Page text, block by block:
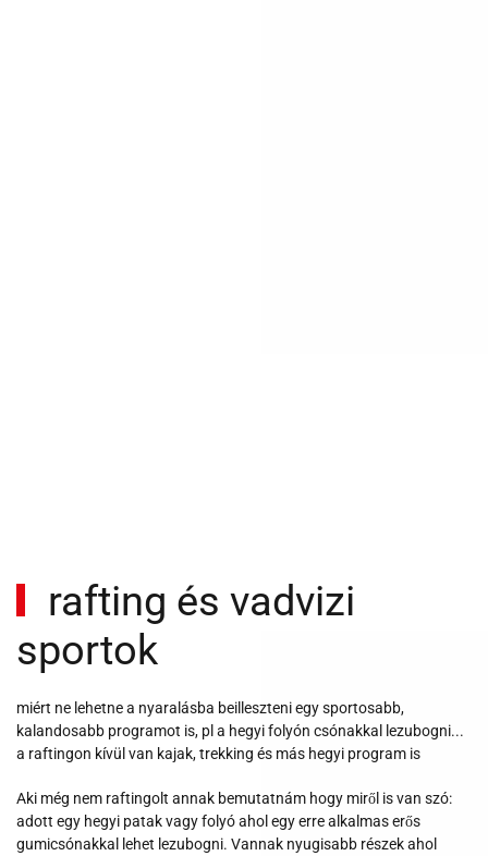
rafting és vadvizi
sportok
miért ne lehetne a nyaralásba beilleszteni egy sportosabb,
kalandosabb programot is, pl a hegyi folyón csónakkal lezubogni...
a raftingon kívül van kajak, trekking és más hegyi program is
Aki még nem raftingolt annak bemutatnám hogy miről is van szó:
adott egy hegyi patak vagy folyó ahol egy erre alkalmas erős
gumicsónakkal lehet lezubogni. Vannak nyugisabb részek ahol